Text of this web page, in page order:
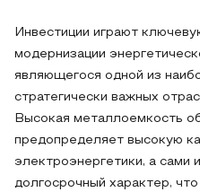
Инвестиции играют
модернизации
являющегося одной из
стратегически важных
Высокая металлоемкость
предопределяет высокую
электроэнергетики, а сами
долгосрочный характер,